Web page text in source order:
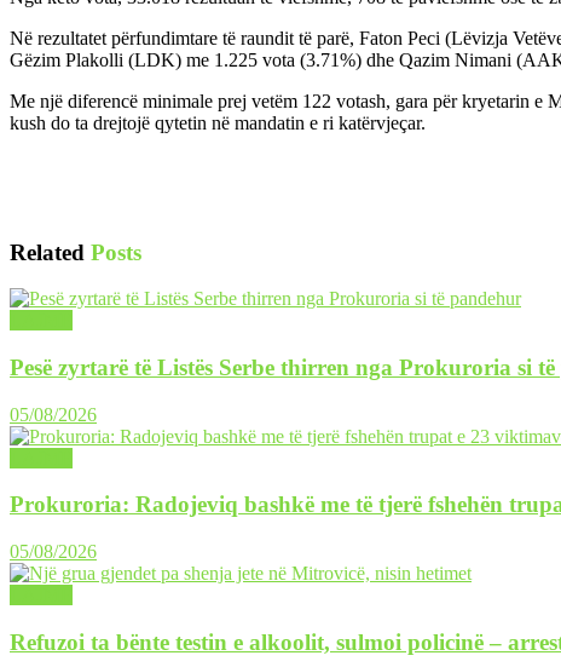
Në rezultatet përfundimtare të raundit të parë, Faton Peci (Lëvizja
Gëzim Plakolli (LDK) me 1.225 vota (3.71%) dhe Qazim Nimani
Me një diferencë minimale prej vetëm 122 votash, gara për kryetarin e
kush do ta drejtojë qytetin në mandatin e ri katërvjeçar.
Related Posts
Pesë zyrtarë të Listës Serbe thirren nga Prokuroria si
05/08/2026
Prokuroria: Radojeviq bashkë me të tjerë fshehën
05/08/2026
Refuzoi ta bënte testin e alkoolit, sulmoi policinë –